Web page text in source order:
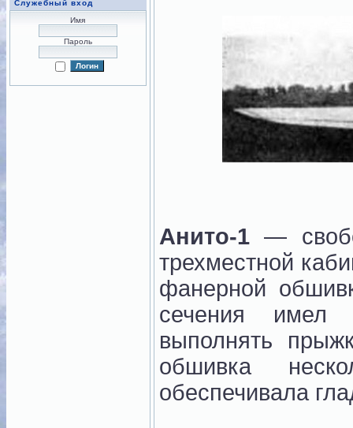
Служебный вход
Имя
Пароль
Анито-1—
трехместной
фанерной
сечения имел
выполнять
обшивка
обеспечивала